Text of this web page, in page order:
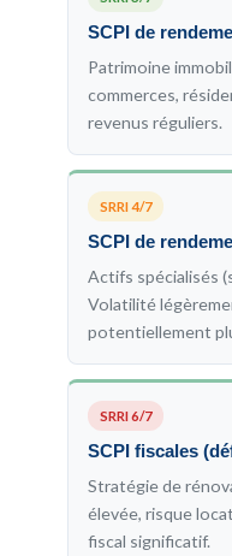
SCPI de
Patrimoine
commerces,
revenus réguliers.
SRRI 4/7
SCPI de
Actifs spécialisés
Volatilité
potentiellement
SRRI 6/7
SCPI fiscales
Stratégie de
élevée, risque
fiscal significatif.